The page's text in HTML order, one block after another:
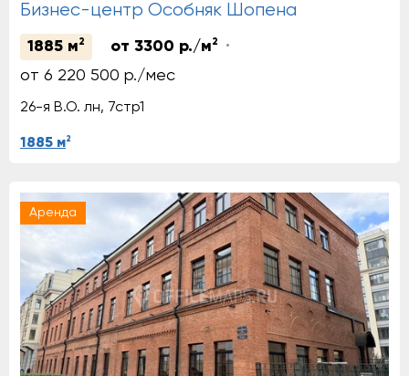
Бизнес-центр Особняк Шопена
1885 м 2 от 3300 р./м 2
от 6 220 500 р./мес
26-я В.О. лн, 7стр1
1885 м2
Аренда